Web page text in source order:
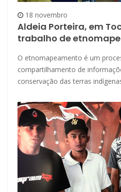
18 novembro
Aldeia Porteira, em
trabalho de
O etnomapeamento é um
compartilhamento de
conservação das terras